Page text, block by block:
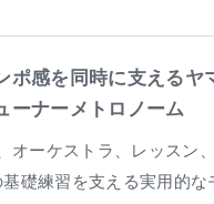
ポ感を同時に支えるヤ
ーナーメトロノーム
オーケストラ、レッスン
基礎練習を支える実用的な